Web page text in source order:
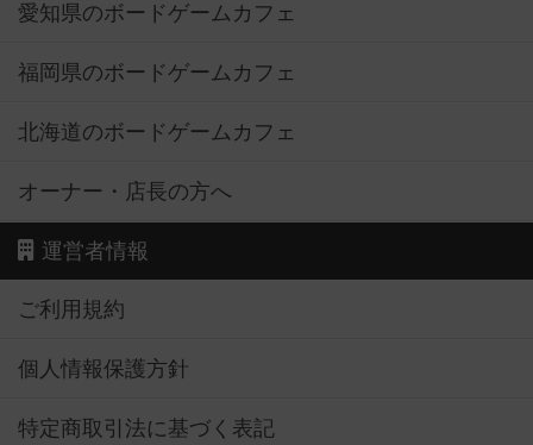
愛知県のボードゲームカフェ
福岡県のボードゲームカフェ
北海道のボードゲームカフェ
オーナー・店長の方へ
運営者情報
ご利用規約
個人情報保護方針
特定商取引法に基づく表記